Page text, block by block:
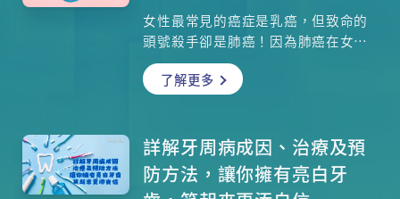
女性最常見的癌症是乳癌，但致命的
頭號殺手卻是肺癌！因為肺癌在女性
身上很容易被忽視，究竟為何如此？
有些人明明沒有吸煙卻患上肺癌，到
醫生盧頴嬋醫生為你拆開迷思。
了解更多
詳解牙周病成因、治療及預
防方法，讓你擁有亮白牙